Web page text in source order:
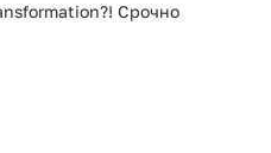
Срочно